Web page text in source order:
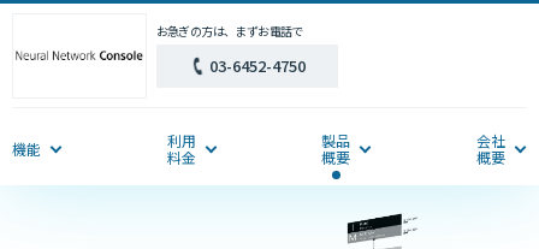
機能
利用
料金
製品
概要
会社
概要
お急ぎの方は、まずお電話で
03-6452-4750